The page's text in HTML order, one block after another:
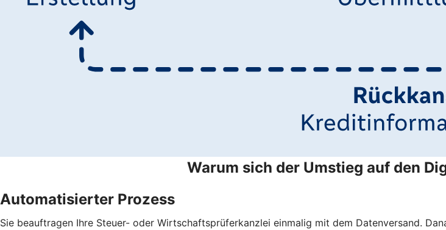
Warum sich der Umstieg auf den
Automatisierter Prozess
Sie beauftragen Ihre Steuer- oder Wirtschaftsprüferkanzlei einmalig mit dem Datenversand.